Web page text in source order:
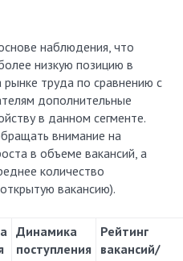
наблюдения, что
низкую позицию в
труда по сравнению с
дополнительные
в данном сегменте.
внимание на
в объеме вакансий, а
количество
вакансию).
Динамика
поступления
Рейтинг
вакансий/